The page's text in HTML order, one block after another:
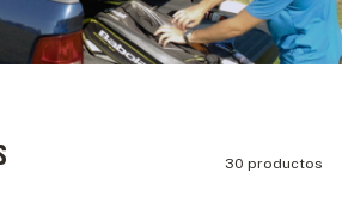
30 productos